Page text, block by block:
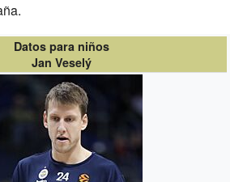
Datos para niños
Jan Veselý